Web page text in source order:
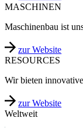
MASCHINEN
Maschinenbau ist
zur Website
RESOURCES
Wir bieten
zur Website
Weltweit